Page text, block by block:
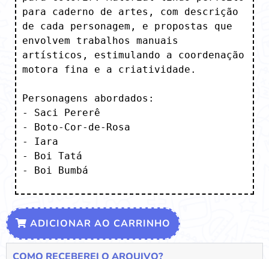
para caderno de artes, com descrição
de cada personagem, e propostas que
envolvem trabalhos manuais
artísticos, estimulando a coordenação
motora fina e a criatividade.
Personagens abordados:
- Saci Pererê
- Boto-Cor-de-Rosa
- Iara
- Boi Tatá
- Boi Bumbá
ADICIONAR AO CARRINHO